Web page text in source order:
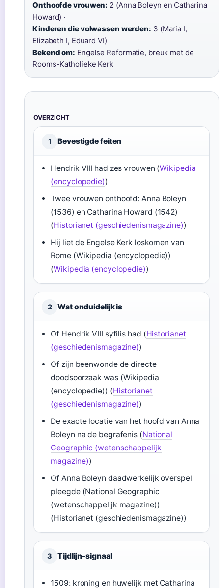
Onthoofde vrouwen: 2 (Anna Boleyn en Catharina
Howard) ·
Kinderen die volwassen werden: 3 (Maria I,
Elizabeth I, Eduard VI) ·
Bekend om: Engelse Reformatie, breuk met de
Rooms-Katholieke Kerk
OVERZICHT
1 Bevestigde feiten
Hendrik VIII had zes vrouwen (Wikipedia
(encyclopedie))
Twee vrouwen onthoofd: Anna Boleyn
(1536) en Catharina Howard (1542)
(Historianet (geschiedenismagazine))
Hij liet de Engelse Kerk loskomen van
Rome (Wikipedia (encyclopedie))
(Wikipedia (encyclopedie))
2 Wat onduidelijk is
Of Hendrik VIII syfilis had (Historianet
(geschiedenismagazine))
Of zijn beenwonde de directe
doodsoorzaak was (Wikipedia
(encyclopedie)) (Historianet
(geschiedenismagazine))
De exacte locatie van het hoofd van Anna
Boleyn na de begrafenis (National
Geographic (wetenschappelijk
magazine))
Of Anna Boleyn daadwerkelijk overspel
pleegde (National Geographic
(wetenschappelijk magazine))
(Historianet (geschiedenismagazine))
3 Tijdlijn-signaal
1509: kroning en huwelijk met Catharina